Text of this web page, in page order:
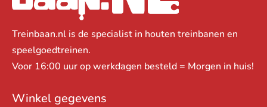
Treinbaan.nl is de specialist in houten treinbanen en
speelgoedtreinen.
Voor 16:00 uur op werkdagen besteld = Morgen in huis!
Winkel gegevens